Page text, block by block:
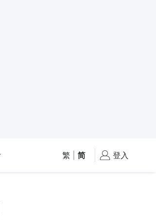
繁 简 登入